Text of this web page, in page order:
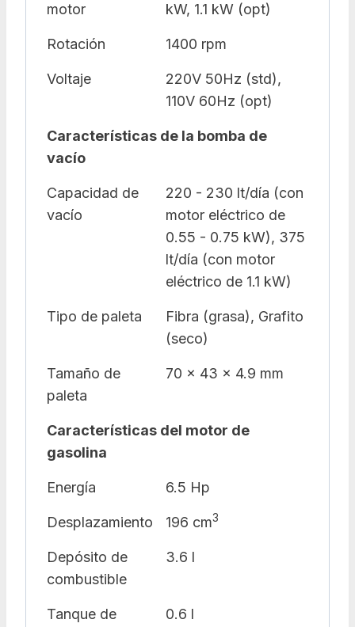
motor
kW, 1.1 kW (opt)
Rotación 1400 rpm
Voltaje
220V 50Hz (std),
110V 60Hz (opt)
Características de la bomba de
vacío
Capacidad de
vacío
220 - 230 lt/día (con
motor eléctrico de
0.55 - 0.75 kW), 375
lt/día (con motor
eléctrico de 1.1 kW)
Tipo de paleta
Fibra (grasa), Grafito
(seco)
Tamaño de
paleta
70 x 43 x 4.9 mm
Características del motor de
gasolina
Energía 6.5 Hp
Desplazamiento 196 cm3
Depósito de
combustible
3.6 l
Tanque de
0.6 l